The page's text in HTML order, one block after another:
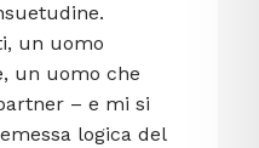
un uomo
un uomo che
– e mi si
logica del